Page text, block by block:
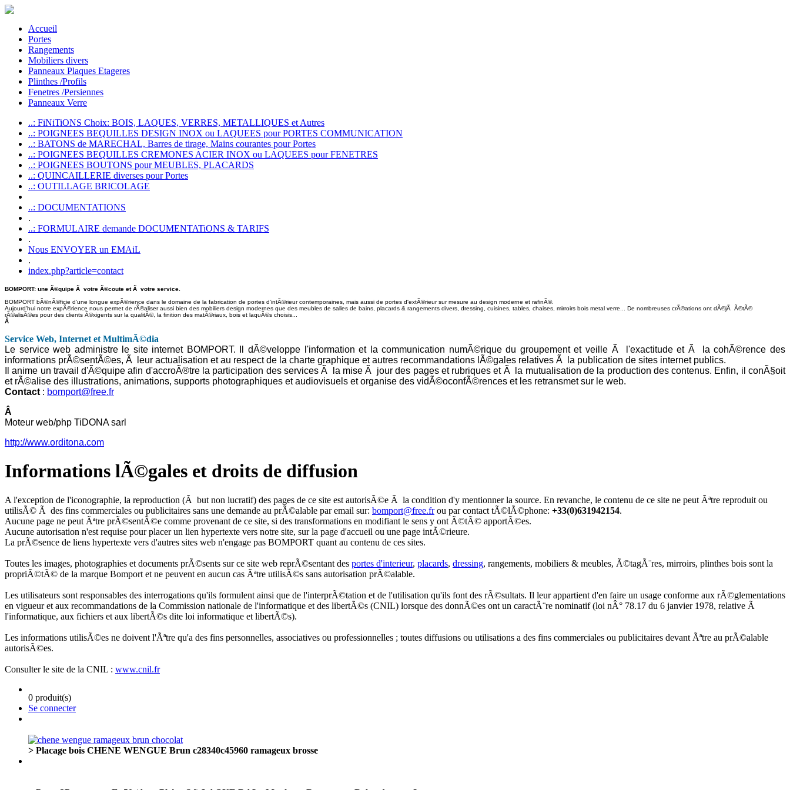
Accueil
Portes
Rangements
Mobiliers divers
Panneaux Plaques Etageres
Plinthes /Profils
Fenetres /Persiennes
Panneaux Verre
..: FiNiTiONS Choix: BOIS, LAQUES, VERRES, METALLIQUES et Autres
..: POIGNEES BEQUILLES DESIGN INOX ou LAQUEES pour PORTES COMMUNICATION
..: BATONS de MARECHAL, Barres de tirage, Mains courantes pour Portes
..: POIGNEES BEQUILLES CREMONES ACIER INOX ou LAQUEES pour FENETRES
..: POIGNEES BOUTONS pour MEUBLES, PLACARDS
..: QUINCAILLERIE diverses pour Portes
..: OUTILLAGE BRICOLAGE
..: DOCUMENTATIONS
.
..: FORMULAIRE demande DOCUMENTATiONS & TARIFS
.
Nous ENVOYER un EMAiL
.
index.php?article=contact
BOMPORT: une Ã©quipe Ã votre Ã©coute et Ã votre service.
BOMPORT bÃ©nÃ©ficie d'une longue expÃ©rience dans le domaine de la fabrication de portes d'intÃ©rieur contemporaines, mais aussi de portes d'extÃ©rieur sur mesure au design moderne et rafinÃ©.
Aujourd'hui notre expÃ©rience nous permet de rÃ©aliser aussi bien des mobiliers design modernes que des meubles de salles de bains, placards & rangements divers, dressing, cuisines, tables, chaises, mirroirs bois metal verre... De nombreuses crÃ©ations ont dÃ©jÃ Ã©tÃ©
rÃ©alisÃ©es pour des clients Ã©xigents sur la qualitÃ©, la finition des matÃ©riaux, bois et laquÃ©s choisis...
Â
Service Web, Internet et MultimÃ©dia
Le service web administre le site internet BOMPORT. Il dÃ©veloppe l'information et la communication numÃ©rique du groupement et veille Ã l'exactitude et Ã la cohÃ©rence des
informations prÃ©sentÃ©es, Ã leur actualisation et au respect de la charte graphique et autres recommandations lÃ©gales relatives Ã la publication de sites internet publics.
Il anime un travail d'Ã©quipe afin d'accroÃ®tre la participation des services Ã la mise Ã jour des pages et rubriques et Ã la mutualisation de la production des contenus. Enfin, il conÃ§oit
et rÃ©alise des illustrations, animations, supports photographiques et audiovisuels et organise des vidÃ©oconfÃ©rences et les retransmet sur le web.
Contact : bomport@free.fr
Â
Moteur web/php TiDONA sarl
http://www.orditona.com
Informations lÃ©gales et droits de diffusion
A l'exception de l'iconographie, la reproduction (Ã but non lucratif) des pages de ce site est autorisÃ©e Ã la condition d'y mentionner la source. En revanche, le contenu de ce site ne peut Ãªtre reproduit ou
utilisÃ© Ã des fins commerciales ou publicitaires sans une demande au prÃ©alable par email sur: bomport@free.frou par contact tÃ©lÃ©phone: +33(0)631942154.
Aucune page ne peut Ãªtre prÃ©sentÃ©e comme provenant de ce site, si des transformations en modifiant le sens y ont Ã©tÃ© apportÃ©es.
Aucune autorisation n'est requise pour placer un lien hypertexte vers notre site, sur la page d'accueil ou une page intÃ©rieure.
La prÃ©sence de liens hypertexte vers d'autres sites web n'engage pas BOMPORT quant au contenu de ces sites.
Toutes les images, photographies et documents prÃ©sents sur ce site web reprÃ©sentant des portes d'interieur, placards, dressing, rangements, mobiliers & meubles, Ã©tagÃ¨res, mirroirs, plinthes bois sont la
propriÃ©tÃ© de la marque Bomport et ne peuvent en aucun cas Ãªtre utilisÃ©s sans autorisation prÃ©alable.
Les utilisateurs sont responsables des interrogations qu'ils formulent ainsi que de l'interprÃ©tation et de l'utilisation qu'ils font des rÃ©sultats. Il leur appartient d'en faire un usage conforme aux rÃ©glementations
en vigueur et aux recommandations de la Commission nationale de l'informatique et des libertÃ©s (CNIL) lorsque des donnÃ©es ont un caractÃ¨re nominatif (loi nÂ° 78.17 du 6 janvier 1978, relative Ã
l'informatique, aux fichiers et aux libertÃ©s dite loi informatique et libertÃ©s).
Les informations utilisÃ©es ne doivent l'Ãªtre qu'a des fins personnelles, associatives ou professionnelles ; toutes diffusions ou utilisations a des fins commerciales ou publicitaires devant Ãªtre au prÃ©alable
autorisÃ©es.
Consulter le site de la CNIL : www.cnil.fr
0 produit(s)
Se connecter
> Placage bois CHENE WENGUE Brun c28340c45960 ramageux brosse